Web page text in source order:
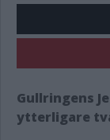
Gullringens
ytterligare